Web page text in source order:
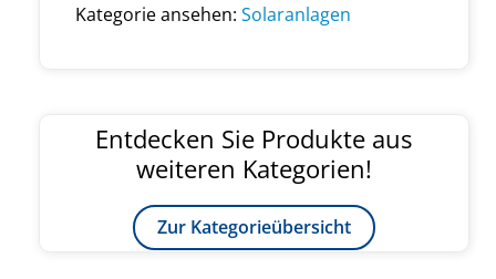
Kategorie ansehen: Solaranlagen
Entdecken Sie Produkte aus
weiteren Kategorien!
Zur Kategorieübersicht